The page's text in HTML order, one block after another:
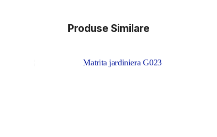
Produse Similare